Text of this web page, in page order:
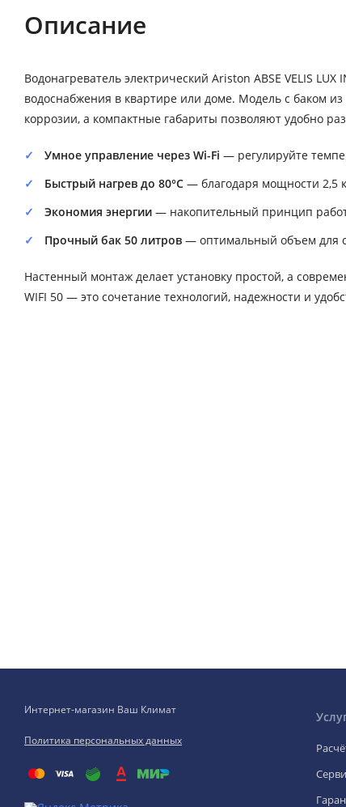
Описание
Водонагреватель электрический Ariston ABSE VELIS
водоснабжения в квартире или доме. Модель с баком
коррозии, а компактные габариты позволяют удобно
Умное управление через Wi-Fi — регулируйте
Быстрый нагрев до 80°C — благодаря мощности 2,5
Экономия энергии — накопительный принцип
Прочный бак 50 литров — оптимальный объем для
Настенный монтаж делает установку простой, а
WIFI 50 — это сочетание технологий, надежности и
Интернет-магазин Ваш Климат
Политика персональных данных